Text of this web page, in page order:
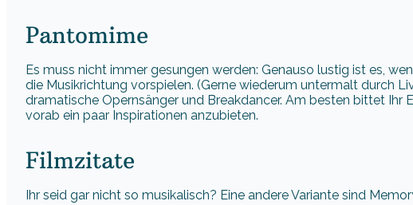
Pantomime
Es muss nicht immer gesungen werden: Genauso lustig ist es,
die Musikrichtung vorspielen. (Gerne wiederum untermalt durch
dramatische Opernsänger und Breakdancer. Am besten bittet Ihr
vorab ein paar Inspirationen anzubieten.
Filmzitate
Ihr seid gar nicht so musikalisch? Eine andere Variante sind